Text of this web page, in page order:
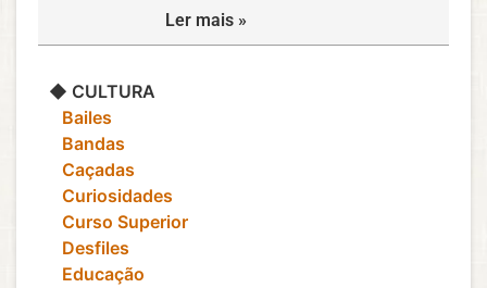
Ler mais »
◆ CULTURA
‎ ‎ ‎ Bailes
‎ ‎ ‎ Bandas
‎ ‎ ‎ Caçadas
‎ ‎ ‎ Curiosidades
‎ ‎ ‎ Curso Superior
‎ ‎ ‎ Desfiles
‎ ‎ ‎ Educação